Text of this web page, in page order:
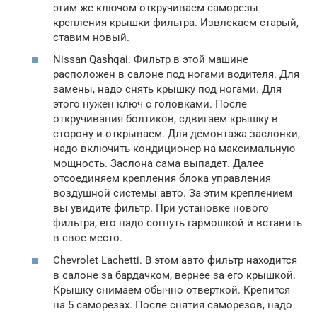
этим же ключом откручиваем саморезы
крепления крышки фильтра. Извлекаем старый,
ставим новый.
Nissan Qashqai. Фильтр в этой машине
расположен в салоне под ногами водителя. Для
замены, надо снять крышку под ногами. Для
этого нужен ключ с головками. После
откручивания болтиков, сдвигаем крышку в
сторону и открываем. Для демонтажа заслонки,
надо включить кондиционер на максимальную
мощность. Заслона сама выпадет. Далее
отсоединяем крепления блока управления
воздушной системы авто. За этим креплением
вы увидите фильтр. При установке нового
фильтра, его надо согнуть гармошкой и вставить
в свое место.
Chevrolet Lachetti. В этом авто фильтр находится
в салоне за бардачком, вернее за его крышкой.
Крышку снимаем обычно отверткой. Крепится
на 5 саморезах. После снятия саморезов, надо